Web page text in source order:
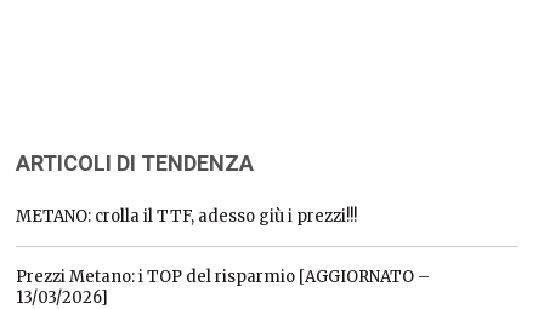
ARTICOLI DI TENDENZA
METANO: crolla il TTF, adesso giù i prezzi!!!
Prezzi Metano: i TOP del risparmio [AGGIORNATO –
13/03/2026]